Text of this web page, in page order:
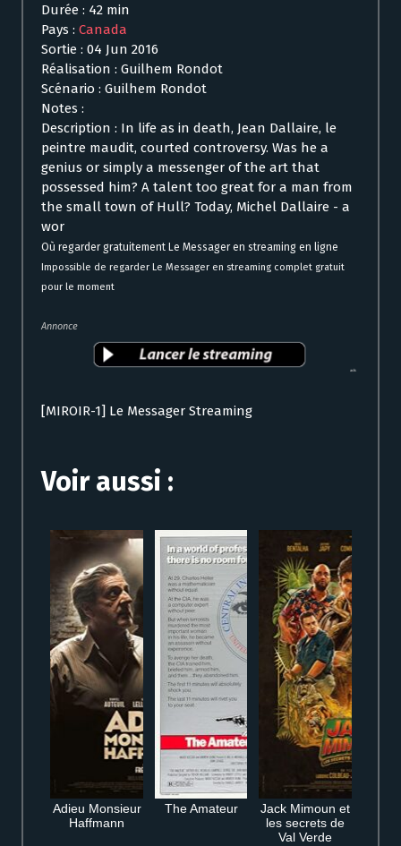
Durée : 42 min
Pays : Canada
Sortie : 04 Jun 2016
Réalisation : Guilhem Rondot
Scénario : Guilhem Rondot
Notes :
Description : In life as in death, Jean Dallaire, le
peintre maudit, courted controversy. Was he a
genius or simply a messenger of the art that
possessed him? A talent too great for a man from
the small town of Hull? Today, Michel Dallaire - a
wor
Où regarder gratuitement Le Messager en streaming en ligne
Impossible de regarder Le Messager en streaming complet gratuit
pour le moment
Annonce
[MIROIR-1] Le Messager Streaming
Voir aussi :
Adieu Monsieur
Haffmann
The Amateur
Jack Mimoun et
les secrets de
Val Verde